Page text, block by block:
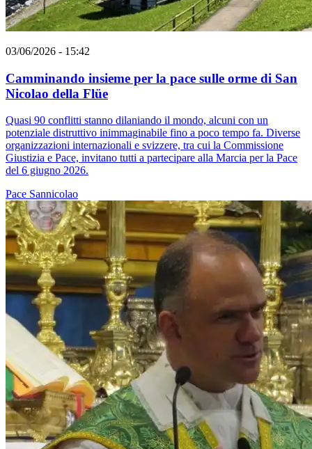
03/06/2026 - 15:42
Camminando insieme per la pace sulle orme di San
Nicolao della Flüe
Quasi 90 conflitti stanno dilaniando il mondo, alcuni con un
potenziale distruttivo inimmaginabile fino a poco tempo fa. Diverse
organizzazioni internazionali e svizzere, tra cui la Commissione
Giustizia e Pace, invitano tutti a partecipare alla Marcia per la Pace
del 6 giugno 2026.
Pace Sannicolao